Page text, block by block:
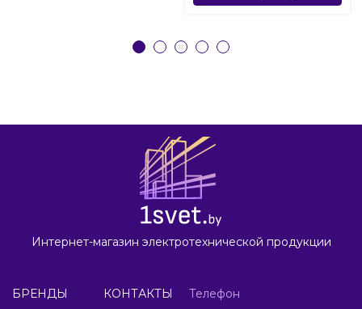
Интернет-магазин электротехнической продукции
БРЕНДЫ КОНТАКТЫ
Телефон